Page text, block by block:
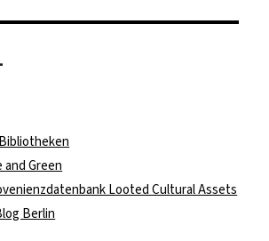
Green
Looted Cultural Assets
Berlin